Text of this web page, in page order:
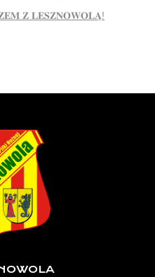
𝐙 𝐋𝐄𝐒𝐙𝐍𝐎𝐖𝐎𝐋𝐀̨!